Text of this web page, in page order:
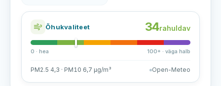
Õhukvaliteet 34rahuldav
0 · hea 100+ · väga halb
PM2.5 4,3 · PM10 6,7 µg/m³ Open-Meteo